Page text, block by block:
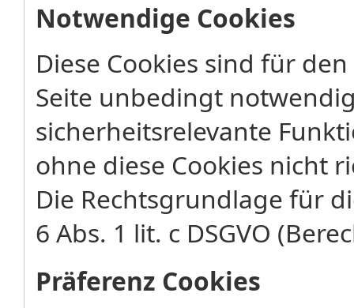
Notwendige Cookies
Diese Cookies sind für
Seite unbedingt
sicherheitsrelevante
ohne diese Cookies nicht
Die Rechtsgrundlage für
6 Abs. 1 lit. c DSGVO
Präferenz Cookies